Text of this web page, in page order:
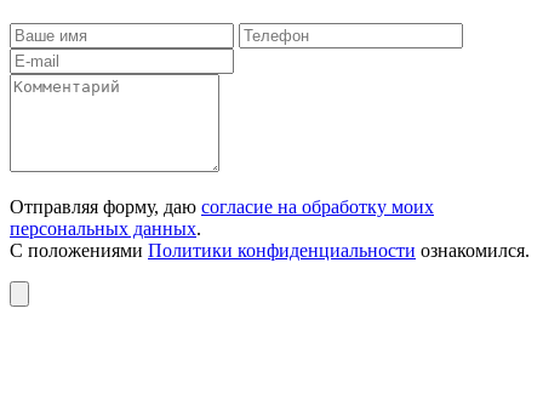
Отправляя форму, даю согласие на обработку моих
персональных данных.
С положениями Политики конфиденциальности ознакомился.